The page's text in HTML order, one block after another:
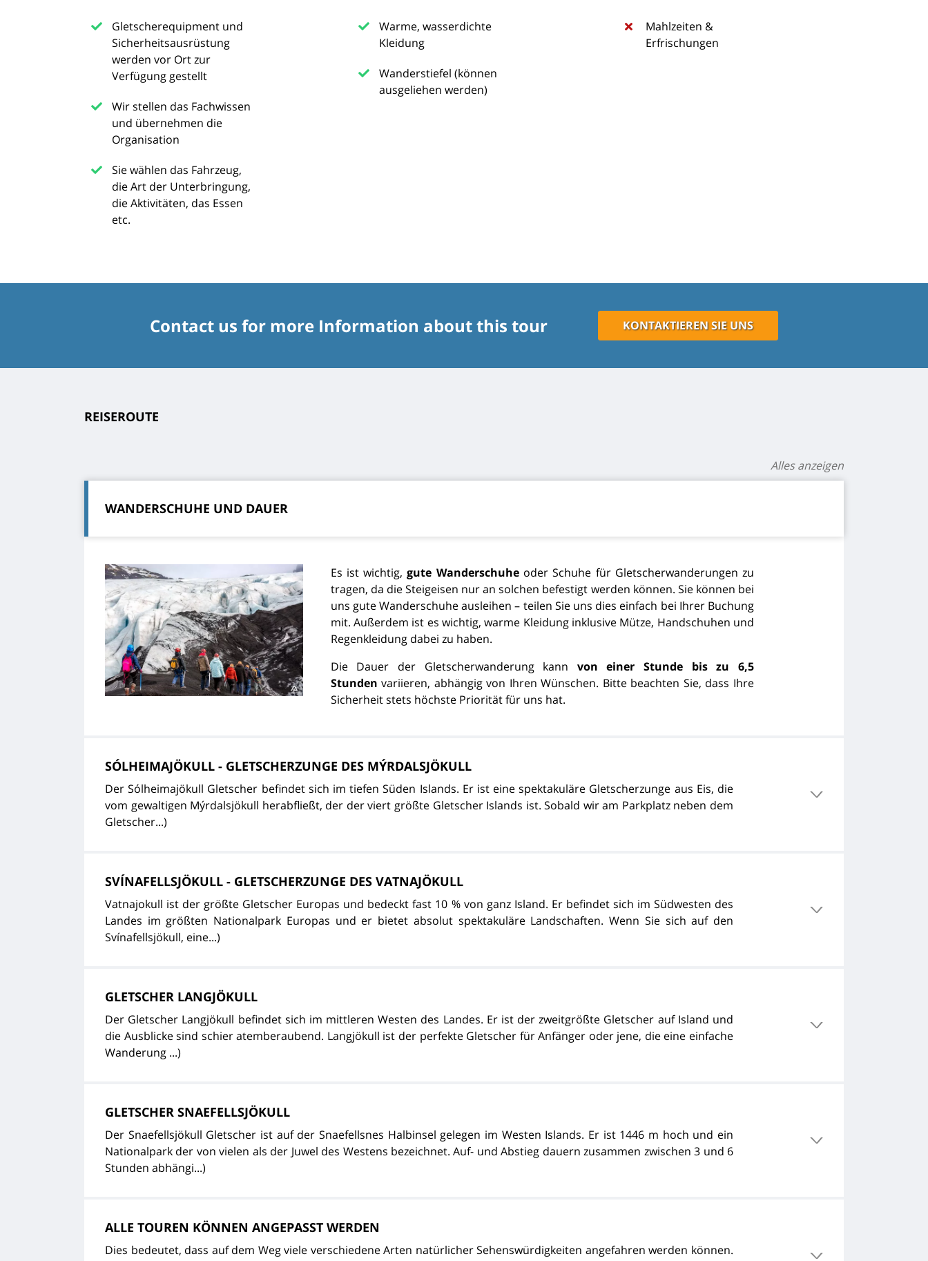
Gletscherequipment und
Sicherheitsausrüstung
werden vor Ort zur
Verfügung gestellt
Wir stellen das Fachwissen
und übernehmen die
Organisation
Sie wählen das Fahrzeug,
die Art der Unterbringung,
die Aktivitäten, das Essen
etc.
Warme, wasserdichte
Kleidung
Wanderstiefel (können
ausgeliehen werden)
Mahlzeiten &
Erfrischungen
Contact us for more Information about this tour KONTAKTIEREN SIE UNS
REISEROUTE
Alles anzeigen
WANDERSCHUHE UND DAUER
Es ist wichtig, gute Wanderschuhe oder Schuhe für Gletscherwanderungen zu
tragen, da die Steigeisen nur an solchen befestigt werden können. Sie können bei
uns gute Wanderschuhe ausleihen – teilen Sie uns dies einfach bei Ihrer Buchung
mit. Außerdem ist es wichtig, warme Kleidung inklusive Mütze, Handschuhen und
Regenkleidung dabei zu haben.
Die Dauer der Gletscherwanderung kann
von einer Stunde bis zu 6,5
Stunden variieren, abhängig von Ihren Wünschen. Bitte beachten Sie, dass Ihre
Sicherheit stets höchste Priorität für uns hat.
SÓLHEIMAJÖKULL - GLETSCHERZUNGE DES MÝRDALSJÖKULL
Der Sólheimajökull Gletscher befindet sich im tiefen Süden Islands. Er ist eine spektakuläre Gletscherzunge aus Eis, die
vom gewaltigen Mýrdalsjökull herabfließt, der der viert größte Gletscher Islands ist. Sobald wir am Parkplatz neben dem
Gletscher...)
SVÍNAFELLSJÖKULL - GLETSCHERZUNGE DES VATNAJÖKULL
Vatnajokull ist der größte Gletscher Europas und bedeckt fast 10 % von ganz Island. Er befindet sich im Südwesten des
Landes im größten Nationalpark Europas und er bietet absolut spektakuläre Landschaften. Wenn Sie sich auf den
Svínafellsjökull, eine...)
GLETSCHER LANGJÖKULL
Der Gletscher Langjökull befindet sich im mittleren Westen des Landes. Er ist der zweitgrößte Gletscher auf Island und
die Ausblicke sind schier atemberaubend. Langjökull ist der perfekte Gletscher für Anfänger oder jene, die eine einfache
Wanderung ...)
GLETSCHER SNAEFELLSJÖKULL
Der Snaefellsjökull Gletscher ist auf der Snaefellsnes Halbinsel gelegen im Westen Islands. Er ist 1446 m hoch und ein
Nationalpark der von vielen als der Juwel des Westens bezeichnet. Auf- und Abstieg dauern zusammen zwischen 3 und 6
Stunden abhängi...)
ALLE TOUREN KÖNNEN ANGEPASST WERDEN
Dies bedeutet, dass auf dem Weg viele verschiedene Arten natürlicher Sehenswürdigkeiten angefahren werden können.